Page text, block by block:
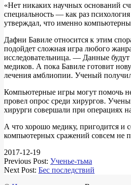
«Нет никаких научных оснований
специальность — как раз
утверждал, что именно
Дафни Бавиле относится к этим
подойдет сложная игра любого
исследовательница. — Данные
медиков. А пока Бавиле готовит
лечения амблиопии. Ученый
Компьютерные игры могут помочь
провел опрос среди хирургов.
хирурги совершали при операциях
А что хорошо медику, пригодится и
компьютерных сражений совсем не
2017-12-19
Previous Post: Ученье-тьма
Next Post: Бес последствий